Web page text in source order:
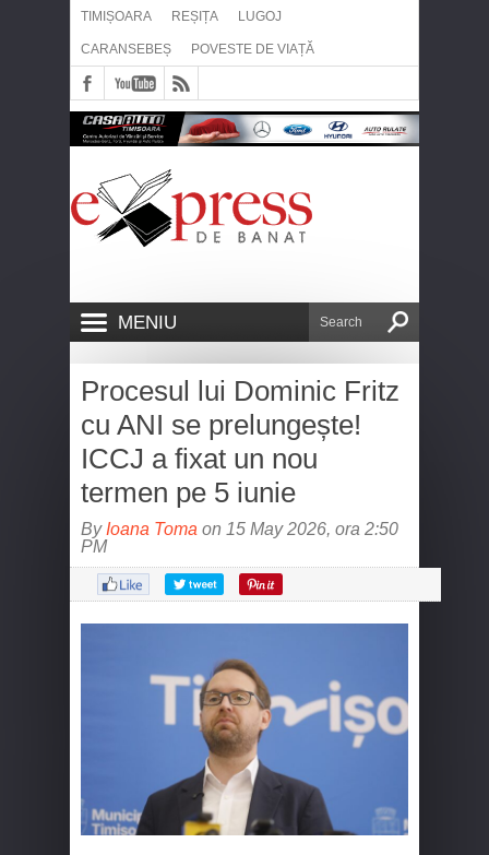
TIMIȘOARA REȘIȚA LUGOJ
CARANSEBEȘ POVESTE DE VIAȚĂ
MENIU
Procesul lui Dominic Fritz
cu ANI se prelungește!
ICCJ a fixat un nou
termen pe 5 iunie
By Ioana Toma on 15 May 2026, ora 2:50
PM